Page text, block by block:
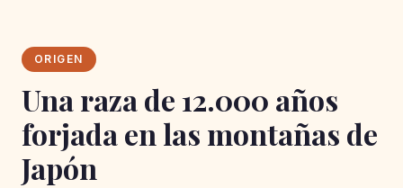
ORIGEN
Una raza de 12.000 años
forjada en las montañas de
Japón